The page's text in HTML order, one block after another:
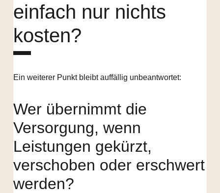
einfach nur nichts
kosten?
Ein weiterer Punkt bleibt auffällig unbeantwortet:
Wer übernimmt die
Versorgung, wenn
Leistungen gekürzt,
verschoben oder erschwert
werden?